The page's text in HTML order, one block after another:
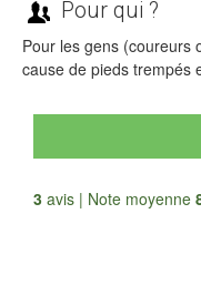
Pour qui ?
Pour les gens (coureurs
cause de pieds trempés
3 avis | Note moyenne